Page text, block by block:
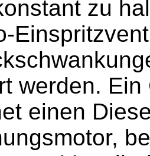
zu
werden.
einen